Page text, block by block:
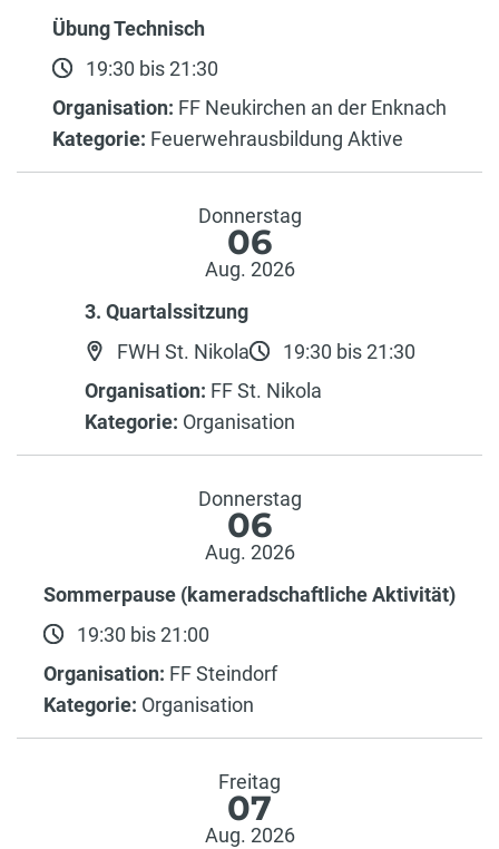
Übung Technisch
19:30 bis 21:30
Organisation: FF Neukirchen an der Enknach
Kategorie: Feuerwehrausbildung Aktive
Donnerstag
06
Aug. 2026
3. Quartalssitzung
FWH St. Nikola
19:30 bis 21:30
Organisation: FF St. Nikola
Kategorie: Organisation
Donnerstag
06
Aug. 2026
Sommerpause (kameradschaftliche Aktivität)
19:30 bis 21:00
Organisation: FF Steindorf
Kategorie: Organisation
Freitag
07
Aug. 2026